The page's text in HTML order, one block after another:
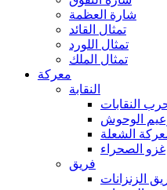
شارة العظمة
تمثال القائد
تمثال اللورد
تمثال الملك
معركة
النقابة
النقابات
الوحوش
الشعلة
غزو الصحراء
فريق
الزنزانات